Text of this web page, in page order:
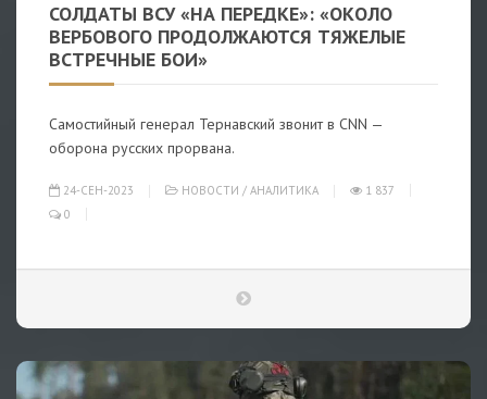
СОЛДАТЫ ВСУ «НА ПЕРЕДКЕ»: «ОКОЛО
ВЕРБОВОГО ПРОДОЛЖАЮТСЯ ТЯЖЕЛЫЕ
ВСТРЕЧНЫЕ БОИ»
Самостийный генерал Тернавский звонит в CNN —
оборона русских прорвана.
24-СЕН-2023 НОВОСТИ / АНАЛИТИКА
1 837
0